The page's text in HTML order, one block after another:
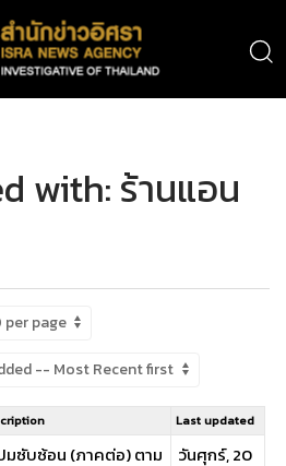
with: ร้านแอน
Last updated
มซับซ้อน (ภาคต่อ) ตาม
วันศุกร์, 20